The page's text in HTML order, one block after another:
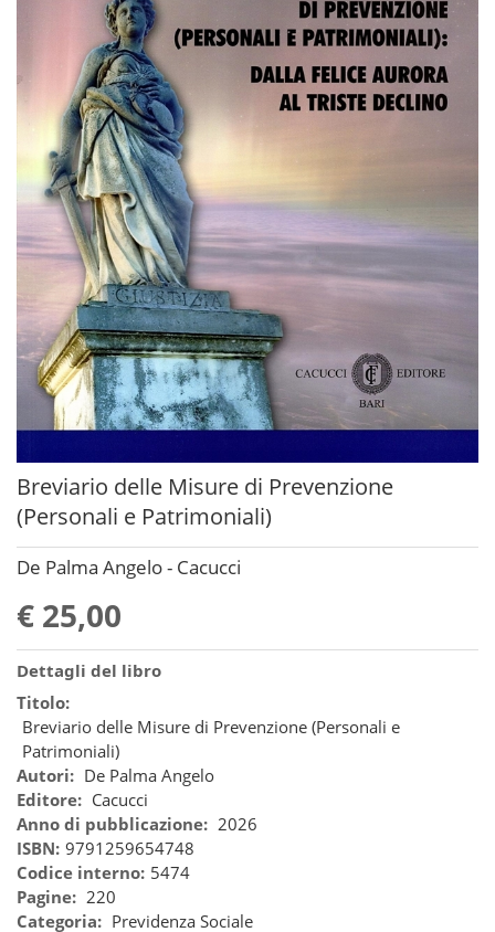
Breviario delle Misure di Prevenzione
(Personali e Patrimoniali)
De Palma Angelo - Cacucci
€ 25,00
Dettagli del libro
Titolo:
Breviario delle Misure di Prevenzione (Personali e
Patrimoniali)
Autori: De Palma Angelo
Editore: Cacucci
Anno di pubblicazione: 2026
ISBN: 9791259654748
Codice interno: 5474
Pagine: 220
Categoria: Previdenza Sociale